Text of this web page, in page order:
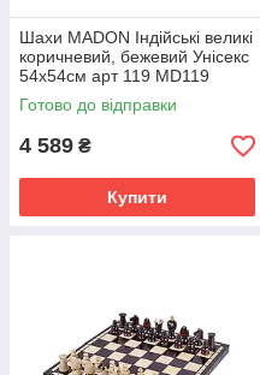
Шахи MADON Індійські великі
коричневий, бежевий Унісекс
54х54см арт 119 MD119
Готово до відправки
4 589 ₴
Купити